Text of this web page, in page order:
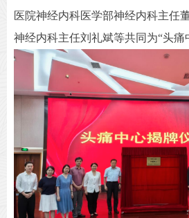
医院神经内科医学部神经内科主任
神经内科主任刘礼斌等共同为“头痛